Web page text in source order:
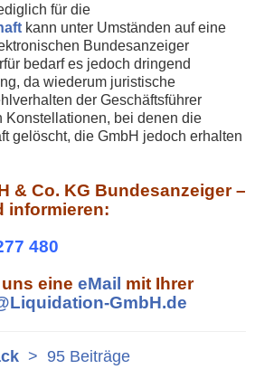
für die
kann unter Umständen auf eine
Bundesanzeiger
bedarf es jedoch dringend
da wiederum juristische
der Geschäftsführer
Konstellationen, bei denen die
gelöscht, die GmbH jedoch erhalten
& Co. KG Bundesanzeiger –
informieren:
480
eine eMail mit Ihrer
GmbH.de
> 95 Beiträge